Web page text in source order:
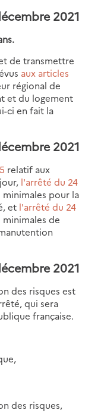
2021
de transmettre
aux articles
régional de
et du logement
ci en fait la
2021
relatif aux
l'arrêté du 24
pour la
et l'arrêté du 24
de
2021
des risques est
qui sera
française.
des risques,